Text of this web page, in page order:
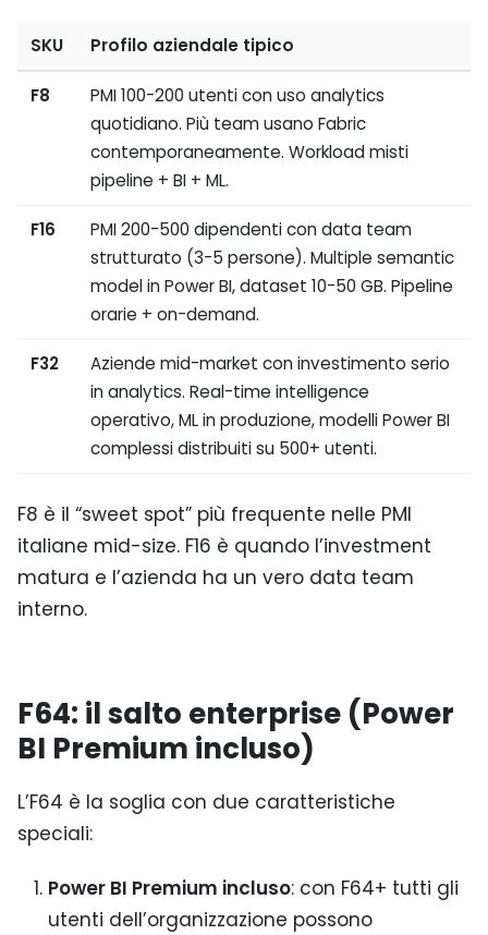
SKU Profilo aziendale tipico
F8
PMI 100-200 utenti con uso analytics
quotidiano. Più team usano Fabric
contemporaneamente. Workload misti
pipeline + BI + ML.
F16
PMI 200-500 dipendenti con data team
strutturato (3-5 persone). Multiple semantic
model in Power BI, dataset 10-50 GB. Pipeline
orarie + on-demand.
F32
Aziende mid-market con investimento serio
in analytics. Real-time intelligence
operativo, ML in produzione, modelli Power BI
complessi distribuiti su 500+ utenti.
F8 è il “sweet spot” più frequente nelle PMI
italiane mid-size. F16 è quando l’investment
matura e l’azienda ha un vero data team
interno.
F64: il salto enterprise (Power
BI Premium incluso)
L’F64 è la soglia con due caratteristiche
speciali:
Power BI Premium incluso: con F64+ tutti gli
utenti dell’organizzazione possono